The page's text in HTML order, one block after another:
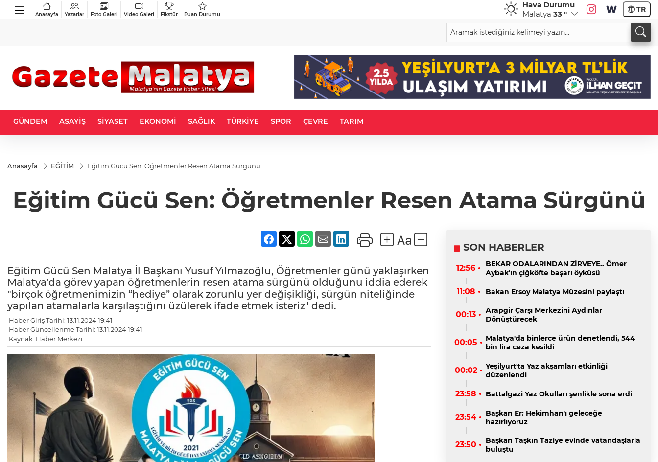
Anasayfa Yazarlar Foto Galeri Video Galeri Fikstür Puan Durumu
Hava Durumu
Malatya 33 ° TR
GÜNDEM ASAYİŞ SİYASET EKONOMİ SAĞLIK TÜRKİYE SPOR ÇEVRE TARIM
Anasayfa EĞİTİM Eğitim Gücü Sen: Öğretmenler Resen Atama Sürgünü
Eğitim Gücü Sen: Öğretmenler Resen Atama Sürgünü
Eğitim Gücü Sen Malatya İl Başkanı Yusuf Yılmazoğlu, Öğretmenler günü yaklaşırken
Malatya'da görev yapan öğretmenlerin resen atama sürgünü olduğunu iddia ederek
"birçok öğretmenimizin “hediye” olarak zorunlu yer değişikliği, sürgün niteliğinde
yapılan atamalarla karşılaştığını üzülerek ifade etmek isteriz" dedi.
Haber Giriş Tarihi: 13.11.2024 19:41
Haber Güncellenme Tarihi: 13.11.2024 19:41
Kaynak: Haber Merkezi
SON HABERLER
12:56 •
BEKAR ODALARINDAN ZİRVEYE.. Ömer
Aybak'ın çiğköfte başarı öyküsü
11:08 • Bakan Ersoy Malatya Müzesini paylaştı
00:13 • Arapgir Çarşı Merkezini Aydınlar
Dönüştürecek
00:05 • Malatya'da binlerce ürün denetlendi, 544
bin lira ceza kesildi
00:02 • Yeşilyurt'ta Yaz akşamları etkinliği
düzenlendi
23:58 • Battalgazi Yaz Okulları şenlikle sona erdi
23:54 • Başkan Er: Hekimhan'ı geleceğe
hazırlıyoruz
23:50 • Başkan Taşkın Taziye evinde vatandaşlarla
buluştu